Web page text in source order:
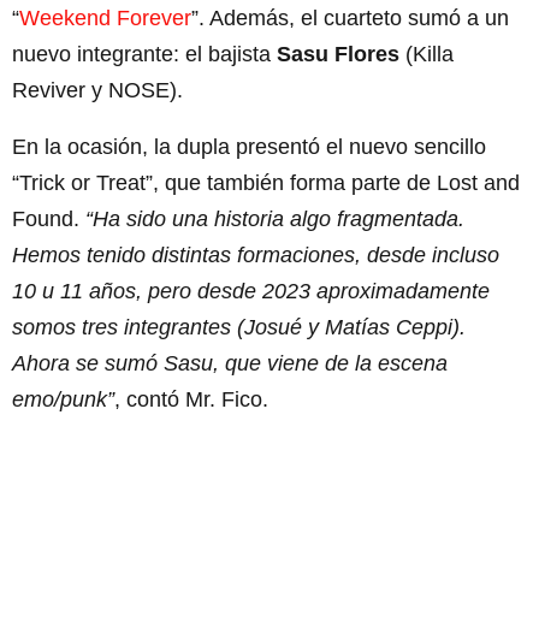
“Weekend Forever”. Además, el cuarteto sumó a un
nuevo integrante: el bajista Sasu Flores (Killa
Reviver y NOSE).
En la ocasión, la dupla presentó el nuevo sencillo
“Trick or Treat”, que también forma parte de Lost and
Found. “Ha sido una historia algo fragmentada.
Hemos tenido distintas formaciones, desde incluso
10 u 11 años, pero desde 2023 aproximadamente
somos tres integrantes (Josué y Matías Ceppi).
Ahora se sumó Sasu, que viene de la escena
emo/punk”, contó Mr. Fico.